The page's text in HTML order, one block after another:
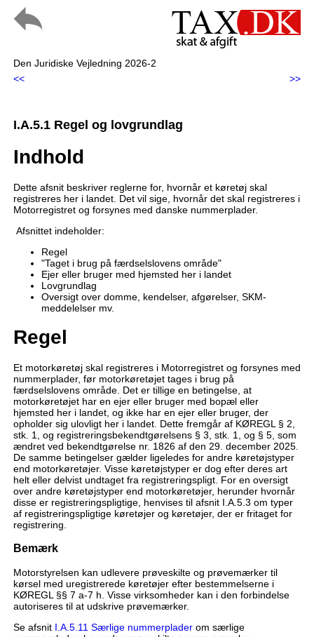
Den Juridiske Vejledning 2026-2
<<
>>
I.A.5.1 Regel og lovgrundlag
Indhold
Dette afsnit beskriver reglerne for, hvornår et køretøj skal
registreres her i landet. Det vil sige, hvornår det skal registreres i
Motorregistret og forsynes med danske nummerplader.
Afsnittet indeholder:
Regel
"Taget i brug på færdselslovens område"
Ejer eller bruger med hjemsted her i landet
Lovgrundlag
Oversigt over domme, kendelser, afgørelser, SKM-
meddelelser mv.
Regel
Et motorkøretøj skal registreres i Motorregistret og forsynes med
nummerplader, før motorkøretøjet tages i brug på
færdselslovens område. Det er tillige en betingelse, at
motorkøretøjet har en ejer eller bruger med bopæl eller
hjemsted her i landet, og ikke har en ejer eller bruger, der
opholder sig ulovligt her i landet. Dette fremgår af KØREGL § 2,
stk. 1, og registreringsbekendtgørelsens § 3, stk. 1, og § 5, som
ændret ved bekendtgørelse nr. 1826 af den 29. december 2025.
De samme betingelser gælder ligeledes for andre køretøjstyper
end motorkøretøjer. Visse køretøjstyper er dog efter deres art
helt eller delvist undtaget fra registreringspligt. For en oversigt
over andre køretøjstyper end motorkøretøjer, herunder hvornår
disse er registreringspligtige, henvises til afsnit I.A.5.3 om typer
af registreringspligtige køretøjer og køretøjer, der er fritaget for
registrering.
Bemærk
Motorstyrelsen kan udlevere prøveskilte og prøvemærker til
kørsel med uregistrerede køretøjer efter bestemmelserne i
KØREGL §§ 7 a-7 h. Visse virksomheder kan i den forbindelse
autoriseres til at udskrive prøvemærker.
Se afsnit I.A.5.11 Særlige nummerpladerom særlige